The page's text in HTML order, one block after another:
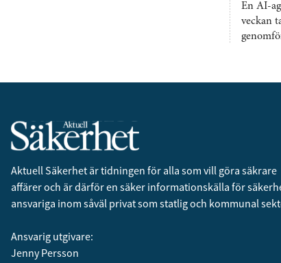
En AI-
veckan
Aktuell Säkerhet är tidningen för alla som vill göra säkrare
affärer och är därför en säker informationskälla för
ansvariga inom såväl privat som statlig och kommunal
Ansvarig utgivare:
Jenny Persson